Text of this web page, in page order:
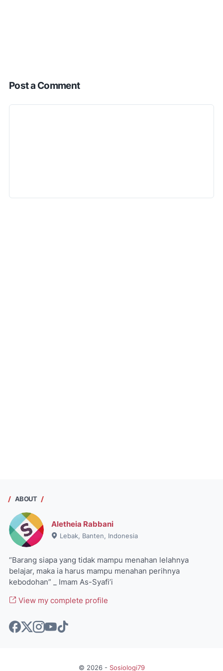
Post a Comment
ABOUT
Aletheia Rabbani
Lebak, Banten, Indonesia
“Barang siapa yang tidak mampu menahan lelahnya
belajar, maka ia harus mampu menahan perihnya
kebodohan” _ Imam As-Syafi’i
View my complete profile
© 2026- Sosiologi79